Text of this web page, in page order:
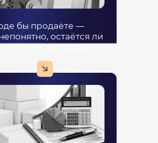
бы продаёте —
остаётся ли
то после расходов